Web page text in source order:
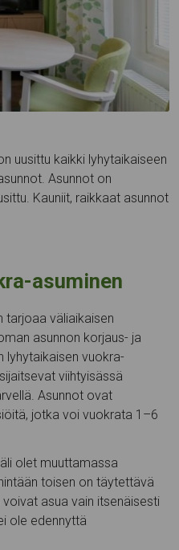
uusittu kaikki lyhytaikaiseen
Asunnot on
Kauniit, raikkaat asunnot
asuminen
tarjoaa väliaikaisen
asunnon korjaus- ja
lyhytaikaisen vuokra-
viihtyisässä
Asunnot ovat
jotka voi vuokrata 1–6
olet muuttamassa
toisen on täytettävä
asua vain itsenäisesti
ole edennyttä